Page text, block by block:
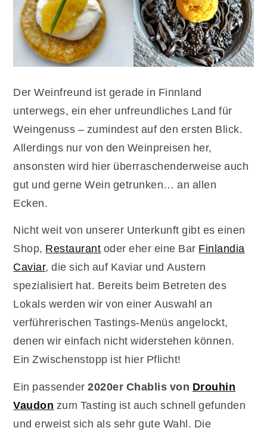
Der Weinfreund ist gerade in Finnland
unterwegs, ein eher unfreundliches Land für
Weingenuss – zumindest auf den ersten Blick.
Allerdings nur von den Weinpreisen her,
ansonsten wird hier überraschenderweise auch
gut und gerne Wein getrunken… an allen
Ecken.
Nicht weit von unserer Unterkunft gibt es einen
Shop, Restaurant oder eher eine Bar Finlandia
Caviar, die sich auf Kaviar und Austern
spezialisiert hat. Bereits beim Betreten des
Lokals werden wir von einer Auswahl an
verführerischen Tastings-Menüs angelockt,
denen wir einfach nicht widerstehen können.
Ein Zwischenstopp ist hier Pflicht!
Ein passender2020er Chablis von Drouhin
Vaudon zum Tasting ist auch schnell gefunden
und erweist sich als sehr gute Wahl. Die